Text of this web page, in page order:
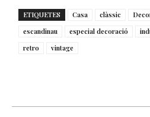
ETIQUETES Casa clàssic
escandinau
especial decoració
retro
vintage